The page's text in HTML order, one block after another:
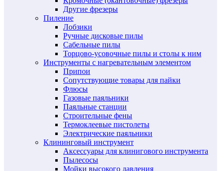
Другие фрезеры
Пиление
Лобзики
Ручные дисковые пилы
Сабельные пилы
Торцово-усовочные пилы и столы к ним
Инструменты с нагревательным элементом
Припои
Сопутствующие товары для пайки
Флюсы
Газовые паяльники
Паяльные станции
Строительные фены
Термоклеевые пистолеты
Электрические паяльники
Клининговый инструмент
Аксессуары для клинигового инструмента
Пылесосы
Мойки высокого давления